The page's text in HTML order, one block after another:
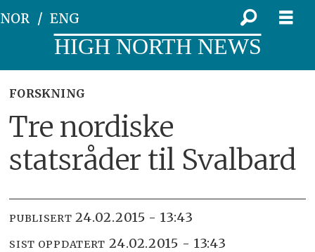
NOR ENG
HIGH NORTH NEWS
FORSKNING
Tre nordiske
statsråder til Svalbard
PUBLISERT 24.02.2015 - 13:43
SIST OPPDATERT 24.02.2015 - 13:43